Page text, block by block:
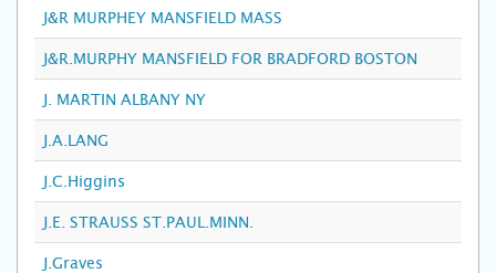
J&R MURPHEY MANSFIELD MASS
J&R.MURPHY MANSFIELD FOR BRADFORD BOSTON
J. MARTIN ALBANY NY
J.A.LANG
J.C.Higgins
J.E. STRAUSS ST.PAUL.MINN.
J.Graves